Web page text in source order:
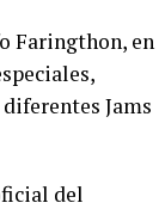
Faringthon, en
Jams
del